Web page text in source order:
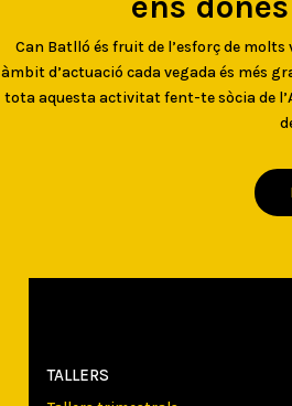
Can Batlló és fruit de l’esforç de
àmbit d’actuació cada vegada és més
tota aquesta activitat fent-te sòcia de
TALLERS